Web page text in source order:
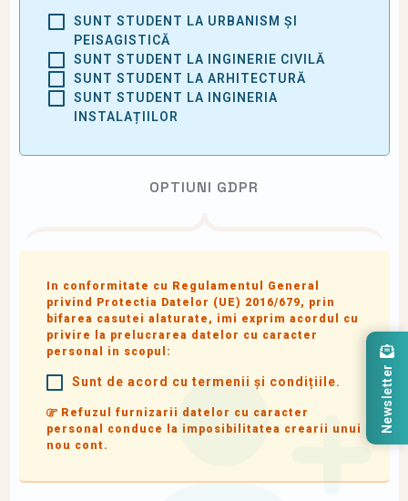
SUNT STUDENT LA URBANISM ȘI
PEISAGISTICĂ
SUNT STUDENT LA INGINERIE CIVILĂ
SUNT STUDENT LA ARHITECTURĂ
SUNT STUDENT LA INGINERIA
INSTALAȚIILOR
OPTIUNI GDPR
In conformitate cu Regulamentul General
privind Protectia Datelor (UE) 2016/679, prin
bifarea casutei alaturate, imi exprim acordul cu
privire la prelucrarea datelor cu caracter
personal in scopul:
Sunt de acord cu termenii și condițiile.
Refuzul furnizarii datelor cu caracter
personal conduce la imposibilitatea crearii unui
nou cont.
Newsletter